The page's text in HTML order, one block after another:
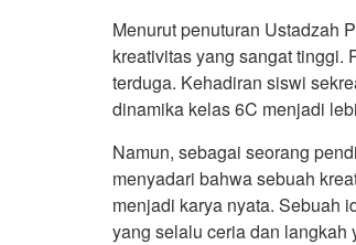
Menurut penuturan Ustadzah
kreativitas yang sangat tinggi.
terduga. Kehadiran siswi
dinamika kelas 6C menjadi
Namun, sebagai seorang
menyadari bahwa sebuah
menjadi karya nyata. Sebuah
yang selalu ceria dan langkah